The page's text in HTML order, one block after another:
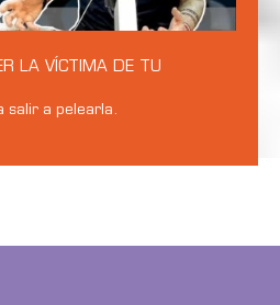
LA VÍCTIMA DE TU
salir a pelearla.